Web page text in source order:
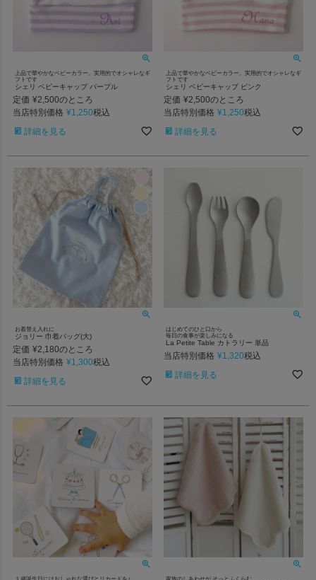
上品で華やかなベビーカラー。実用的でオシャレなギ
フトです
シェリ ベビーキャップ パープル
定価 ¥2,500のところ
当店特別価格 ¥1,250税込
詳細を見る
上品で華やかなベビーカラー。実用的でオシャレなギ
フトです
シェリ ベビーキャップ ピンク
定価 ¥2,500のところ
当店特別価格 ¥1,250税込
詳細を見る
お着替え入れに
ジョリー 巾着バッグ(大)
定価 ¥2,180のところ
当店特別価格 ¥1,300税込
詳細を見る
はじめてのひと口から
毎日の食事が楽しみになる
La Petite Table カトラリー 単品
当店特別価格 ¥1,320税込
詳細を見る